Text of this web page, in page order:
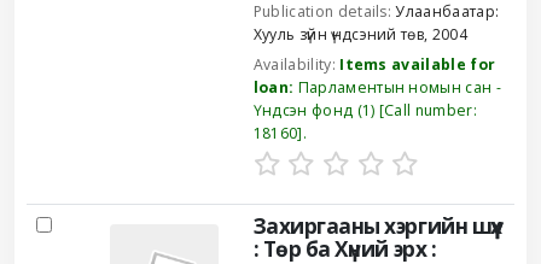
Publication details:Улаанбаатар:
Хууль зүйн үндсэний төв, 2004
Availability: Items available for
loan: Парламентын номын сан -
Үндсэн фонд (1) Call number:
18160 .
Захиргааны хэргийн шүүх
: Төр ба Хүний эрх :